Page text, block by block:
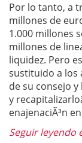
Por lo tanto, a
millones de
1.000 millones
millones de
liquidez. Pero
sustituido a los
de su consejo
y
enajenaciÃ³n
Seguir leyendo